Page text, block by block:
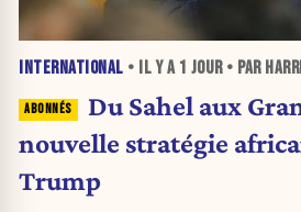
INTERNATIONAL • IL Y A 1 JOUR• PAR
Du Sahel aux
nouvelle stratégie
Trump